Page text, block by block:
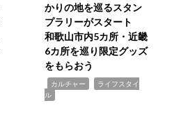
かりの地を巡るスタン
プラリーがスタート
和歌山市内5カ所・近畿
6カ所を巡り限定グッズ
をもらおう
カルチャー
ライフスタイ
ル